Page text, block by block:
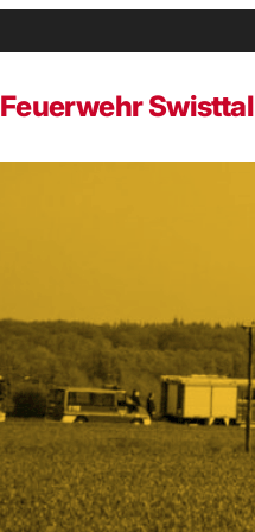
Feuerwehr Swisttal